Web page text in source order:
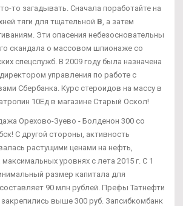
то загадывать. Сначала поработайте на
тяги для тщательной В , а затем
Эти опасения небезосновательны
скандала о массовом шпионаже со
спецслужб. В 2009 году была назначена
управления по работе с
Сбербанка. Курс стероидов на массу в
10Ед в магазине Старый Оскол!
Орехово-Зуево - Болденон 300 со
С другой стороны, активность
растущими ценами на нефть,
уровнях с лета 2015 г. С 1
размер капитала для
90 млн рублей. Префы Татнефти
выше 300 руб. Запсибкомбанк